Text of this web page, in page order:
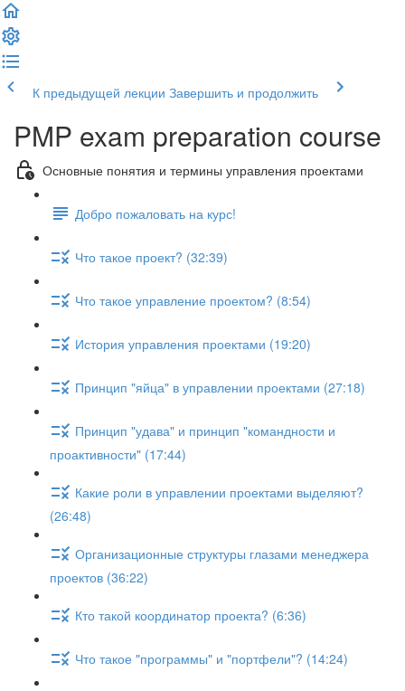
К предыдущей лекции Завершить и продолжить
PMP exam preparation course
Основные понятия и термины управления проектами
Добро пожаловать на курс!
Что такое проект? (32:39)
Что такое управление проектом? (8:54)
История управления проектами (19:20)
Принцип "яйца" в управлении проектами (27:18)
Принцип "удава" и принцип "командности и
проактивности" (17:44)
Какие роли в управлении проектами выделяют?
(26:48)
Организационные структуры глазами менеджера
проектов (36:22)
Кто такой координатор проекта? (6:36)
Что такое "программы" и "портфели"? (14:24)